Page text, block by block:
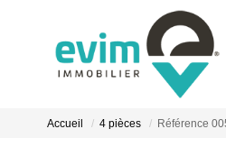
Accueil 4 pièces Référence